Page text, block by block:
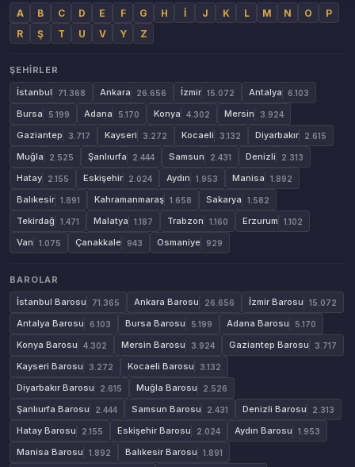
A B C D E F G H İ J K L M N O
P
R
Ş T U V Y Z
ŞEHIRLER
İstanbul
71.368 Ankara 26.656 İzmir 15.072 Antalya 6.103
Bursa 5.199 Adana 5.170 Konya 4.302 Mersin 3.924
Gaziantep 3.717 Kayseri 3.272 Kocaeli 3.132 Diyarbakır 2.615
Muğla 2.525 Şanlıurfa 2.444 Samsun 2.431 Denizli 2.313
Hatay 2.155 Eskişehir 2.024 Aydın 1.953 Manisa 1.892
Balıkesir 1.891 Kahramanmaraş 1.658 Sakarya 1.582
Tekirdağ 1.471 Malatya 1.187 Trabzon 1.160 Erzurum 1.102
Van 1.075 Çanakkale 943 Osmaniye 929
BAROLAR
İstanbul Barosu
71.365 Ankara Barosu 26.656 İzmir Barosu 15.072
Antalya Barosu 6.103 Bursa Barosu 5.199 Adana Barosu 5.170
Konya Barosu 4.302 Mersin Barosu 3.924 Gaziantep Barosu 3.717
Kayseri Barosu 3.272 Kocaeli Barosu 3.132
Diyarbakır Barosu 2.615 Muğla Barosu 2.526
Şanlıurfa Barosu 2.444 Samsun Barosu 2.431 Denizli Barosu 2.313
Hatay Barosu 2.155 Eskişehir Barosu 2.024 Aydın Barosu 1.953
Manisa Barosu 1.892 Balıkesir Barosu 1.891